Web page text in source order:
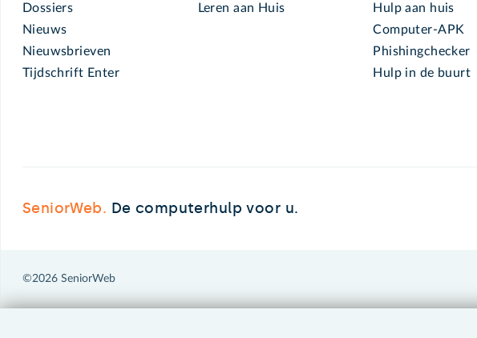
Dossiers
Nieuws
Nieuwsbrieven
Tijdschrift Enter
Leren aan Huis
Hulp aan huis
Computer-APK
Phishingchecker
Hulp in de buurt
SeniorWeb. De computerhulp voor u.
©2026 SeniorWeb